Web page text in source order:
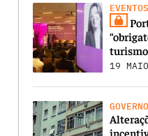
EVENTOS
turismo
19
GOVERNO